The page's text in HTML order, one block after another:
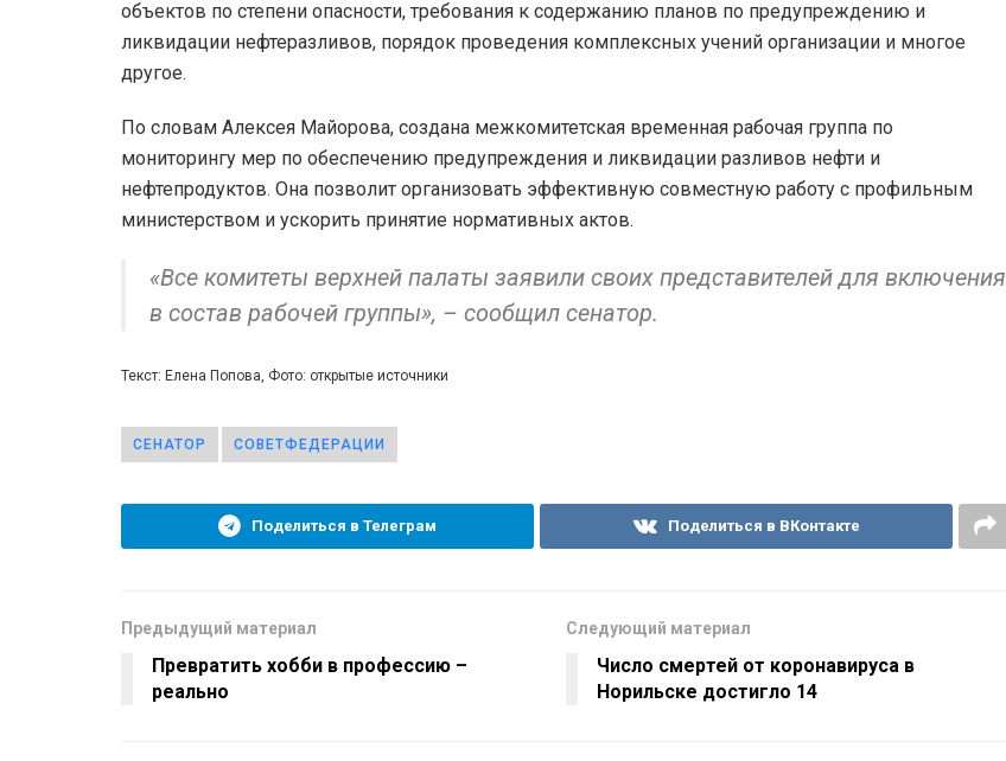
объектов по степени опасности, требования к содержанию планов по предупреждению и
ликвидации нефтеразливов, порядок проведения комплексных учений организации и многое
другое.
По словам Алексея Майорова, создана межкомитетская временная рабочая группа по
мониторингу мер по обеспечению предупреждения и ликвидации разливов нефти и
нефтепродуктов. Она позволит организовать эффективную совместную работу с профильным
министерством и ускорить принятие нормативных актов.
«Все комитеты верхней палаты заявили своих представителей для включения
в состав рабочей группы», – сообщил сенатор.
Текст: Елена Попова, Фото: открытые источники
СЕНАТОР СОВЕТФЕДЕРАЦИИ
Поделиться в Телеграм Поделиться в ВКонтакте
Предыдущий материал
Превратить хобби в профессию –
реально
Следующий материал
Число смертей от коронавируса в
Норильске достигло 14